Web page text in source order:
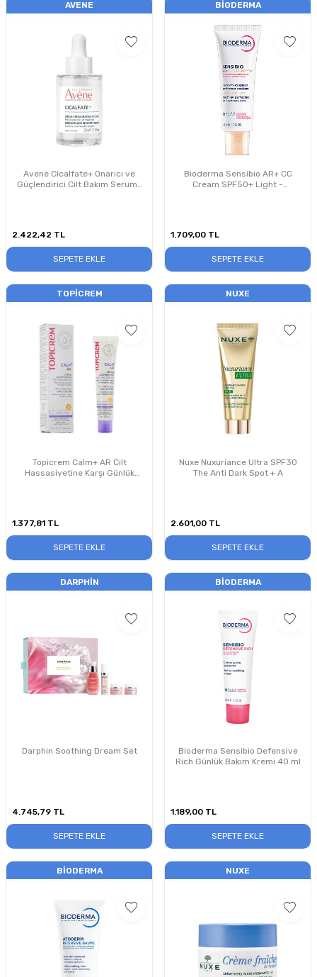
AVENE
Avene Cicalfate+ Onarıcı ve
Güçlendirici Cilt Bakım Serumu
2.422,42 TL
SEPETE EKLE
BIODERMA
Bioderma Sensibio AR+ CC
Cream SPF50+ Light -
1.709,00 TL
SEPETE EKLE
TOPICREM
Topicrem Calm+ AR Cilt
Hassasiyetine Karşı Günlük
1.377,81 TL
SEPETE EKLE
NUXE
Nuxe Nuxuriance Ultra SPF30
The Anti Dark Spot + A
2.601,00 TL
SEPETE EKLE
DARPHIN
Darphin Soothing Dream Set
4.745,79 TL
SEPETE EKLE
BIODERMA
Bioderma Sensibio Defensive
Rich Günlük Bakım Kremi 40 ml
1.189,00 TL
SEPETE EKLE
BIODERMA NUXE